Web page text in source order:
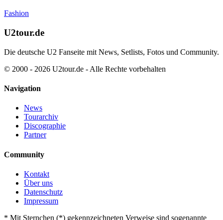
Fashion
U2tour.de
Die deutsche U2 Fanseite mit News, Setlists, Fotos und Community.
© 2000 - 2026 U2tour.de - Alle Rechte vorbehalten
Navigation
News
Tourarchiv
Discographie
Partner
Community
Kontakt
Über uns
Datenschutz
Impressum
* Mit Sternchen (*) gekennzeichneten Verweise sind sogenannte